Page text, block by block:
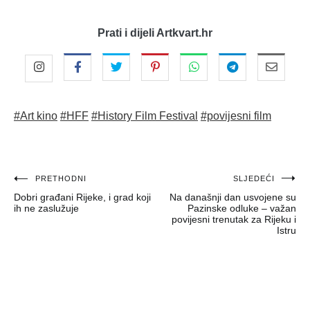
Prati i dijeli Artkvart.hr
#Art kino #HFF #History Film Festival #povijesni film
Navigacija
objava
PRETHODNI
Dobri građani Rijeke, i grad koji
ih ne zaslužuje
SLJEDEĆI
Na današnji dan usvojene su
Pazinske odluke – važan
povijesni trenutak za Rijeku i
Istru